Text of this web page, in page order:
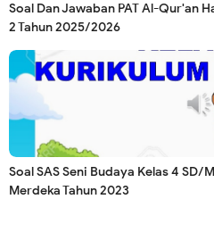
Soal Dan Jawaban PAT Al-Qur'an
2 Tahun 2025/2026
Soal SAS Seni Budaya Kelas 4 SD/
Merdeka Tahun 2023